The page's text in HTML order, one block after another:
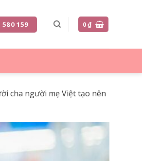
580 159 0₫
cha người mẹ Việt tạo nên